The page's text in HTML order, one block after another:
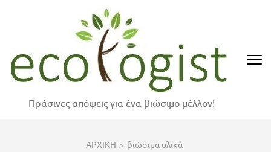
Enter)
Πράσινες απόψεις για ένα βιώσιμο μέλλον!
ΑΡΧΙΚΗ > βιώσιμα υλικά